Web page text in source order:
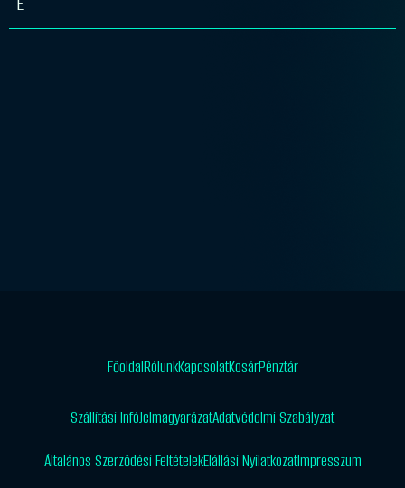
FőoldalRólunkKapcsolatKosárPénztár
Szállítási InfóJelmagyarázatAdatvédelmi Szabályzat
Általános Szerződési FeltételekElállási NyilatkozatImpresszum